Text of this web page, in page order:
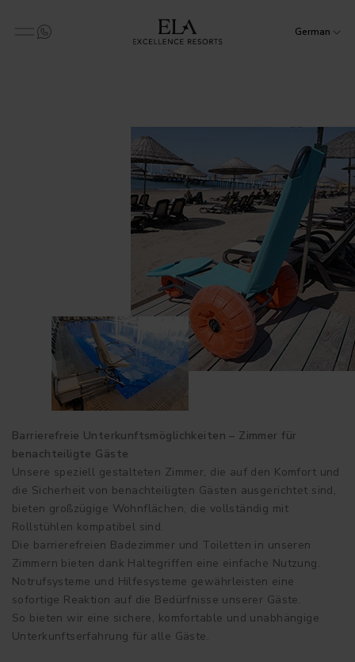
German
Barrierefreie Unterkunftsmöglichkeiten – Zimmer für
benachteiligte Gäste
Unsere speziell gestalteten Zimmer, die auf den Komfort und
die Sicherheit von benachteiligten Gästen ausgerichtet sind,
bieten großzügige Wohnflächen, die vollständig mit
Rollstühlen kompatibel sind.
Die barrierefreien Badezimmer und Toiletten in unseren
Zimmern bieten dank Haltegriffen eine einfache Nutzung.
Notrufsysteme und Hilfesysteme gewährleisten eine
sofortige Reaktion auf die Bedürfnisse unserer Gäste.
So bieten wir eine sichere, komfortable und unabhängige
Unterkunftserfahrung für alle Gäste.